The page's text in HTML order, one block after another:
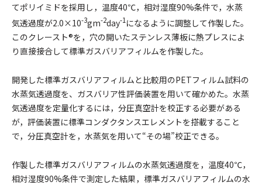
てポリイミドを採用し，温度40℃，相対湿度90%条件で，水蒸
気透過度が2.0×10-3gm-2day-1 になるように調整して作製した。
このクレースト®を，穴の開いたステンレス薄板に熱プレスによ
り直接接合して標準ガスバリアフィルムを作製した。
開発した標準ガスバリアフィルムと比較用のPETフィルム試料の
水蒸気透過度を、ガスバリア性評価装置を用いて確かめた。水蒸
気透過度を定量化するには，分圧真空計を校正する必要がある
が，評価装置に標準コンダクタンスエレメントを搭載すること
で，分圧真空計を，水蒸気を用いて“その場”校正できる。
作製した標準ガスバリアフィルムの水蒸気透過度を，温度40℃，
相対湿度90%条件で測定した結果，標準ガスバリアフィルムの水